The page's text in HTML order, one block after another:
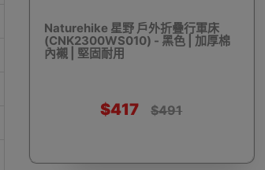
天幕布
Naturehike 星野 戶外折疊行軍床
(CNK2300WS010) - 黑色 | 加厚棉
內襯 | 堅固​​耐用
$417 $491